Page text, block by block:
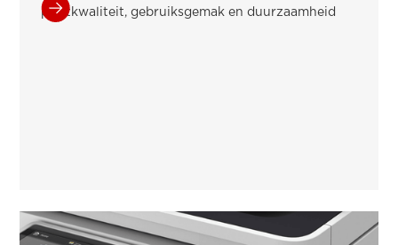
printkwaliteit, gebruiksgemak en duurzaamheid